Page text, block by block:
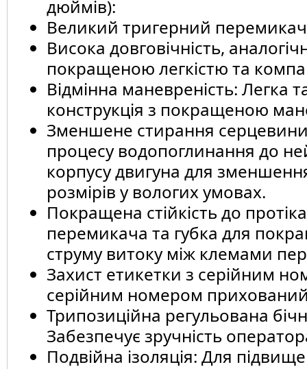
дюймів):
Великий тригерний перемикач
Висока довговічність,
покращеною легкістю та
Відмінна маневреність: Легка
конструкція з покращеною
Зменшене стирання
процесу водопоглинання до
корпусу двигуна для
розмірів у вологих умовах.
Покращена стійкість до
перемикача та губка для
струму витоку між клемами
Захист етикетки з серійним
серійним номером прихований
Трипозиційна регульована
Забезпечує зручність
Подвійна ізоляція: Для